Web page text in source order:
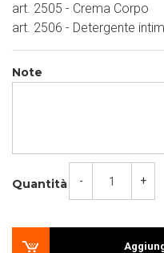
art. 2505 - Crema Corpo
art. 2506 - Detergente
Note
Quantità - +